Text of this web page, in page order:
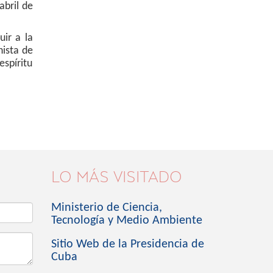
de
a la
de
LO MÁS VISITADO
Ministerio de Ciencia,
Tecnología y Medio Ambiente
Sitio Web de la Presidencia de
Cuba